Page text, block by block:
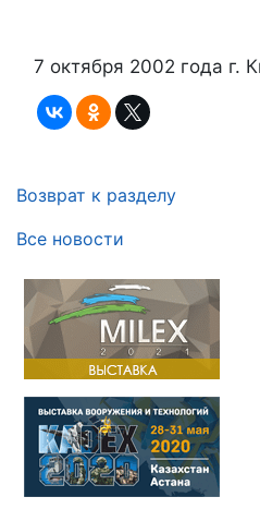
7 октября 2002 года г.
Возврат к разделу
Все новости